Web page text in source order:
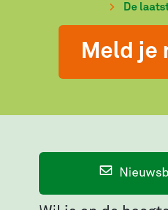
De
Meld je